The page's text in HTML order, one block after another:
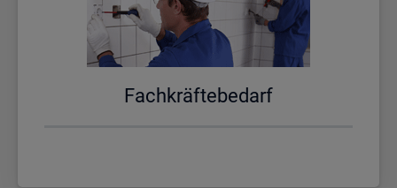
Fach­kräf­te­be­darf